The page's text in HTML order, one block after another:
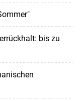
bis zu